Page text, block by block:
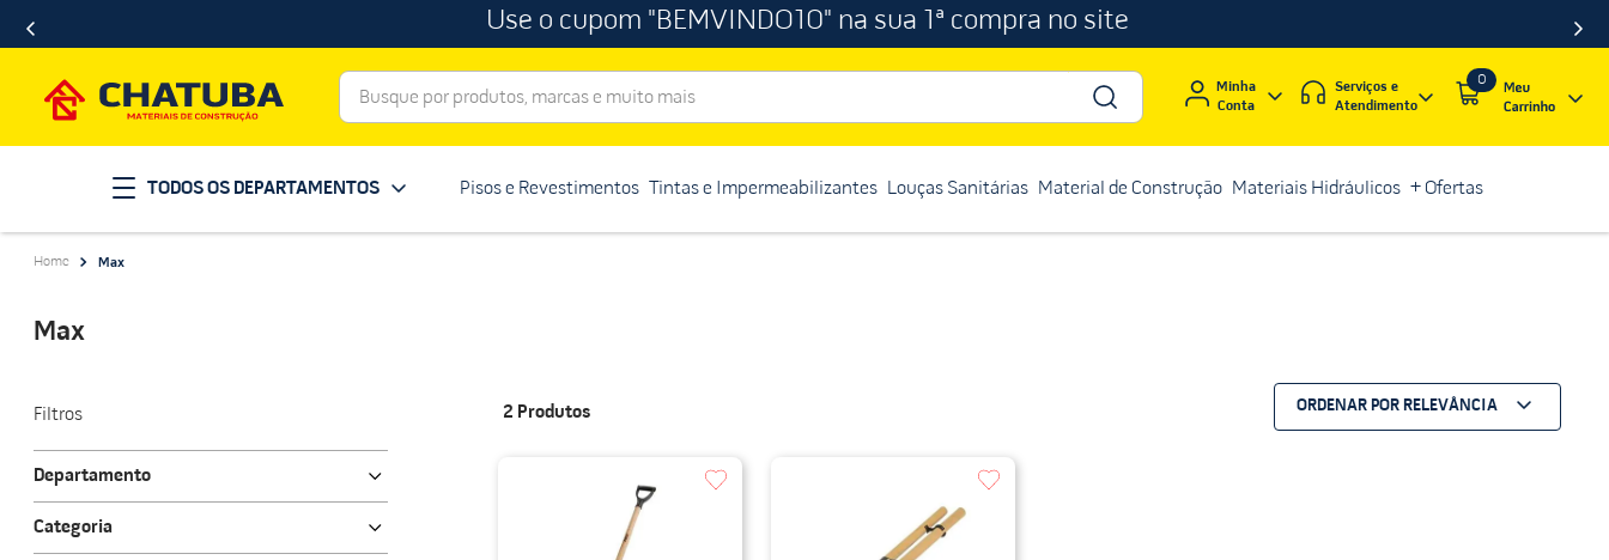
Use o cupom "BEMVINDO10" na sua 1ª compra no site
Busque por produtos, marcas e muito mais
Minha
Conta
Serviços e
Atendimento
0
TODOS OS DEPARTAMENTOS Pisos e Revestimentos Tintas e Impermeabilizantes Louças Sanitárias Material de Construção Materiais Hidráulicos + Ofertas
Max
Max
Filtros
Departamento
Categoria
2 Produtos ORDENAR POR RELEVÂNCIA
1 º porcelanato
2º telha
vaso sanitário
telhas